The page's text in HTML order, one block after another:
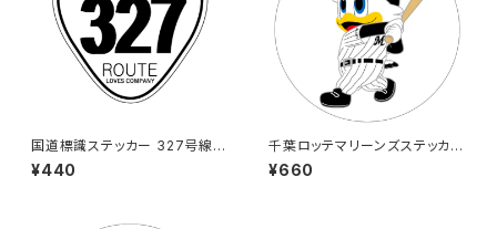
国道標識ステッカー 327号線
（ホワイト）
¥440
千葉ロッテマリーンズステッカー
8（大）
¥660